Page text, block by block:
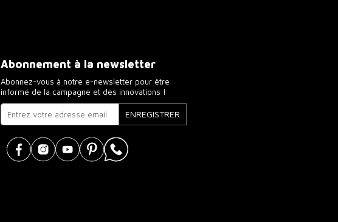
Abonnement à la newsletter
Abonnez-vous à notre e-newsletter pour être
informé de la campagne et des innovations !
ENREGISTRER